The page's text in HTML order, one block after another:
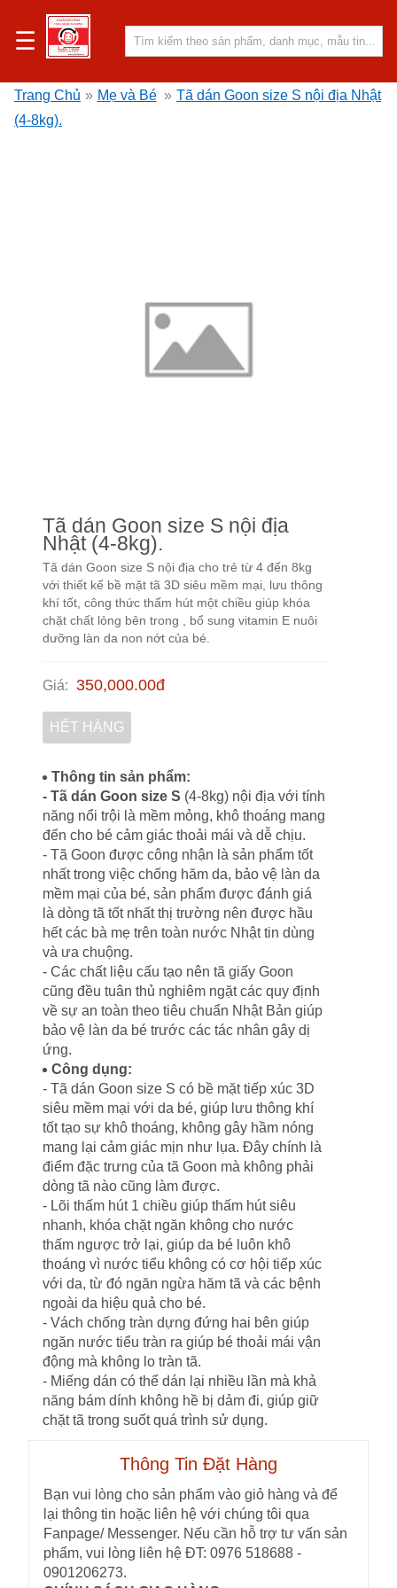
☰
Trang Chủ » Mẹ và Bé » Tã dán Goon size S nội địa Nhật
(4-8kg).
Tã dán Goon size S nội địa
Nhật (4-8kg).
Tã dán Goon size S nội địa cho trẻ từ 4 đến 8kg
với thiết kế bề mặt tã 3D siêu mềm mại, lưu thông
khí tốt, công thức thấm hút một chiều giúp khóa
chặt chất lỏng bên trong , bổ sung vitamin E nuôi
dưỡng làn da non nớt của bé.
Giá: 350,000.00đ
HẾT HÀNG
Thông tin sản phẩm:
- Tã dán Goon size S (4-8kg) nội địa với tính
năng nổi trội là mềm mỏng, khô thoáng mang
đến cho bé cảm giác thoải mái và dễ chịu.
- Tã Goon được công nhận là sản phẩm tốt
nhất trong việc chống hăm da, bảo vệ làn da
mềm mại của bé, sản phẩm được đánh giá
là dòng tã tốt nhất thị trường nên được hầu
hết các bà mẹ trên toàn nước Nhật tin dùng
và ưa chuộng.
- Các chất liệu cấu tạo nên tã giấy Goon
cũng đều tuân thủ nghiêm ngặt các quy định
về sự an toàn theo tiêu chuẩn Nhật Bản giúp
bảo vệ làn da bé trước các tác nhân gây dị
ứng.
Công dụng:
- Tã dán Goon size S có bề mặt tiếp xúc 3D
siêu mềm mại với da bé, giúp lưu thông khí
tốt tạo sự khô thoáng, không gây hầm nóng
mang lại cảm giác mịn như lụa. Đây chính là
điểm đặc trưng của tã Goon mà không phải
dòng tã nào cũng làm được.
- Lõi thấm hút 1 chiều giúp thấm hút siêu
nhanh, khóa chặt ngăn không cho nước
thấm ngược trở lại, giúp da bé luôn khô
thoáng vì nước tiểu không có cơ hội tiếp xúc
với da, từ đó ngăn ngừa hăm tã và các bệnh
ngoài da hiệu quả cho bé.
- Vách chống tràn dựng đứng hai bên giúp
ngăn nước tiểu tràn ra giúp bé thoải mái vận
động mà không lo tràn tã.
- Miếng dán có thể dán lại nhiều lần mà khả
năng bám dính không hề bị dảm đi, giúp giữ
chặt tã trong suốt quá trình sử dụng.
Thông Tin Đặt Hàng
Bạn vui lòng cho sản phẩm vào giỏ hàng và để
lại thông tin hoặc liên hệ với chúng tôi qua
Fanpage/ Messenger. Nếu cần hỗ trợ tư vấn sản
phẩm, vui lòng liên hệ ĐT: 0976 518688 -
0901206273.